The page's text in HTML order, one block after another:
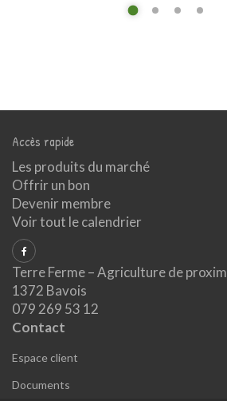
Accès rapide
Les produits du marché
Offrir un bon
Devenir membre
Voir tout le calendrier
Terre Ferme – Agriculture de
1372 Bavois
079 269 53 12
Contact
Espace client
Documents